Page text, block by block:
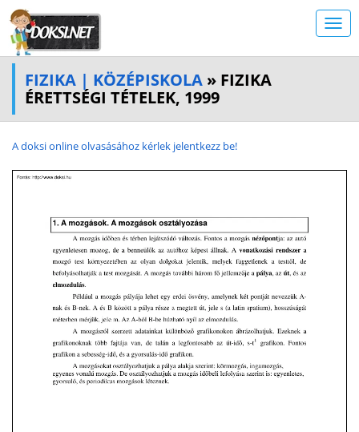
FIZIKA | KÖZÉPISKOLA » FIZIKA
ÉRETTSÉGI TÉTELEK, 1999
A doksi online olvasásához kérlek jelentkezz be!